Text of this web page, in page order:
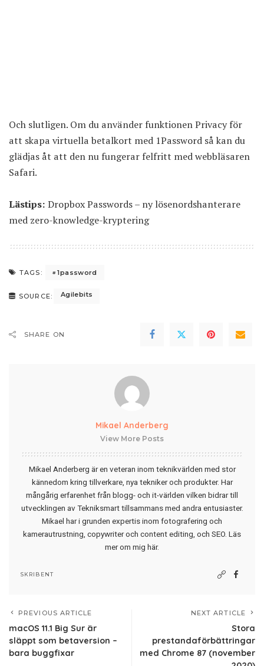
Och slutligen. Om du använder funktionen Privacy för
att skapa virtuella betalkort med 1Password så kan du
glädjas åt att den nu fungerar felfritt med webbläsaren
Safari.
Lästips: Dropbox Passwords – ny lösenordshanterare
med zero-knowledge-kryptering
TAGS: 1password
SOURCE: Agilebits
SHARE ON
Mikael Anderberg
View More Posts
Mikael Anderberg är en veteran inom teknikvärlden med stor
kännedom kring tillverkare, nya tekniker och produkter. Har
mångårig erfarenhet från blogg- och it-världen vilken bidrar till
utvecklingen av Tekniksmart tillsammans med andra entusiaster.
Mikael har i grunden expertis inom fotografering och
kamerautrustning, copywriter och content editing, och SEO. Läs
mer om mig här.
SKRIBENT
PREVIOUS ARTICLE
macOS 11.1 Big Sur är
släppt som betaversion –
bara buggfixar
NEXT ARTICLE
Stora
prestandaförbättringar
med Chrome 87 (november